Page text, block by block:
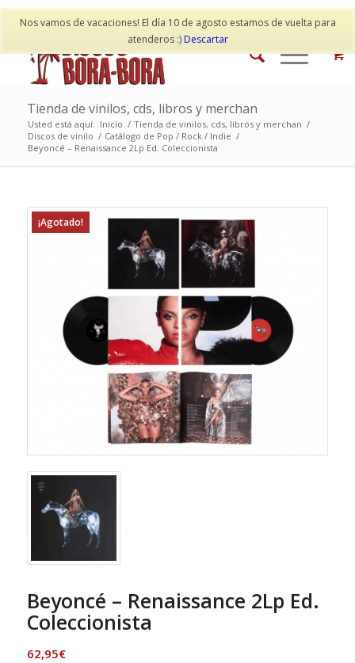
Nos vamos de vacaciones! El día 10 de agosto estamos de vuelta para
atenderos :)Descartar
Mi cuenta Contacto
Tienda de vinilos, cds, libros y merchan
Usted está aquí: Inicio / Tienda de vinilos, cds, libros y merchan /
Discos de vinilo / Catálogo de Pop / Rock / Indie /
Beyoncé – Renaissance 2Lp Ed. Coleccionista
¡Agotado!
Beyoncé – Renaissance 2Lp Ed.
Coleccionista
62,95€